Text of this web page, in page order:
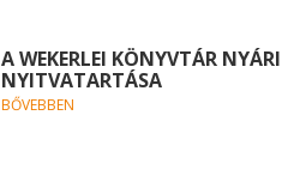
A WEKERLEI KÖNYVTÁR NYÁRI
NYITVATARTÁSA
BŐVEBBEN